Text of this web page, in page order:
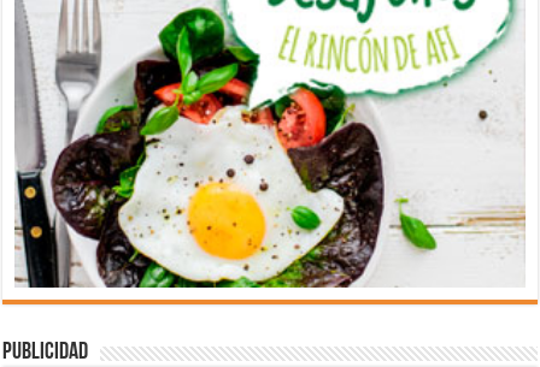
Publicidad